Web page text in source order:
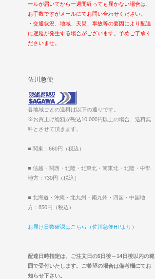
ールが届いてから一週間経っても届かない場合は、
お手数ですがメールにてお問い合わせください。
・交通状況、地域、天災、事故等の要因により配達
に遅延が発生する場合がございます。予めご了承く
ださいませ。
佐川急便
各地域ごとの送料は以下の通りです。
※お買上げ総額が税込10,000円以上の場合、送料無
料とさせて頂きます。
■ 関東：660円（税込）
■ 信越・関西・北陸・北東北・南東北・北陸・中部
地方：730円（税込）
■ 北海道・沖縄・北九州・南九州・四国・中国地
方：850円（税込）
お届け日数確認はこちら（佐川急便HPより）
配達日時指定は、ご注文日の5日後～14日後以内の範
囲で受付いたします。ご希望の場合は備考欄にてお
知らせ下さい。